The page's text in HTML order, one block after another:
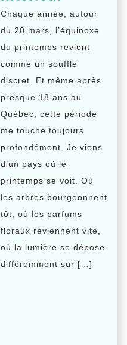
Chaque année, autour
du 20 mars, l’équinoxe
du printemps revient
comme un souffle
discret. Et même après
presque 18 ans au
Québec, cette période
me touche toujours
profondément. Je viens
d’un pays où le
printemps se voit. Où
les arbres bourgeonnent
tôt, où les parfums
floraux reviennent vite,
où la lumière se dépose
différemment sur […]